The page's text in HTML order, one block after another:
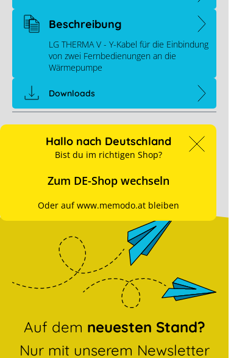
Links
Memodo Expertenwissen
Beschreibung
LG THERMA V - Y-Kabel für die Einbindung
von zwei Fernbedienungen an die
Wärmepumpe
Downloads
Auf dem neuesten Stand?
Nur mit unserem Newsletter
Hallo nach Deutschland
Bist du im richtigen Shop?
Zum DE-Shop wechseln
Oder auf www.memodo.at bleiben